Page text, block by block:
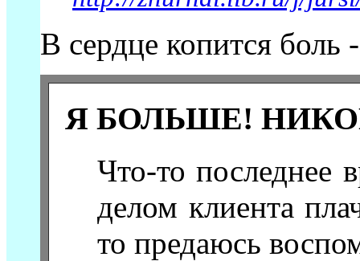
В сердце копится боль
Я БОЛЬШЕ!
Что-то последнее
делом клиента
то предаюсь